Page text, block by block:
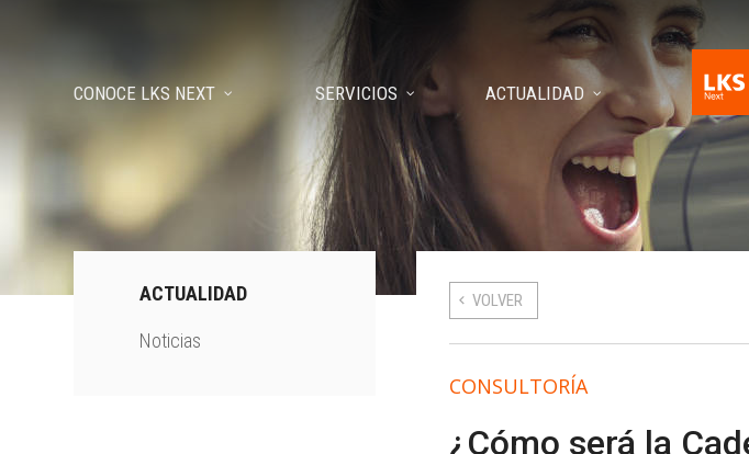
CONOCE LKS NEXT SERVICIOS ACTUALIDAD
VOLVER
CONSULTORÍA
¿Cómo será la
ACTUALIDAD
Noticias